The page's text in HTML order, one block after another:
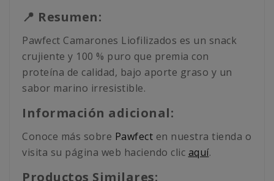
📍 Resumen:
Pawfect Camarones Liofilizados es un snack
crujiente y 100 % puro que premia con
proteína de calidad, bajo aporte graso y un
sabor marino irresistible.
Información adicional:
Conoce más sobre Pawfect en nuestra tienda o
visita su página web haciendo clic aquí.
Productos Similares: